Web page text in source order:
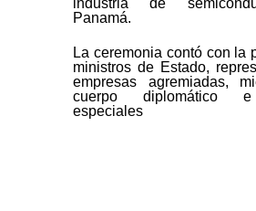
industria de
Panamá.
La ceremonia contó con la
ministros de Estado,
empresas agremiadas,
cuerpo diplomático
especiales